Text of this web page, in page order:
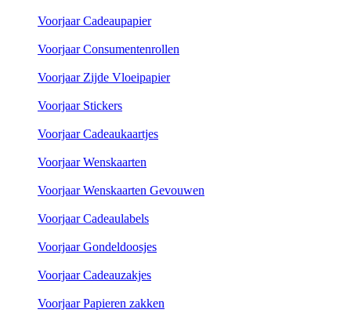
Voorjaar Cadeaupapier
Voorjaar Consumentenrollen
Voorjaar Zijde Vloeipapier
Voorjaar Stickers
Voorjaar Cadeaukaartjes
Voorjaar Wenskaarten
Voorjaar Wenskaarten Gevouwen
Voorjaar Cadeaulabels
Voorjaar Gondeldoosjes
Voorjaar Cadeauzakjes
Voorjaar Papieren zakken